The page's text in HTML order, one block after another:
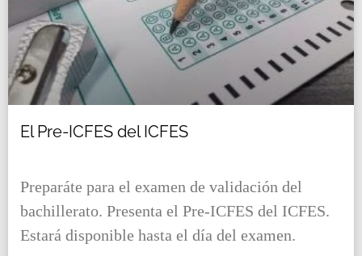
El Pre-ICFES del ICFES
Preparáte para el examen de validación del
bachillerato. Presenta el Pre-ICFES del ICFES.
Estará disponible hasta el día del examen.